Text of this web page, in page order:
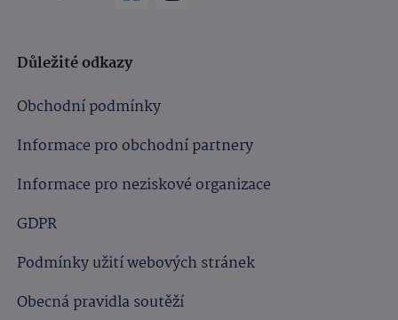
Důležité odkazy
Obchodní podmínky
Informace pro obchodní partnery
Informace pro neziskové organizace
GDPR
Podmínky užití webových stránek
Obecná pravidla soutěží